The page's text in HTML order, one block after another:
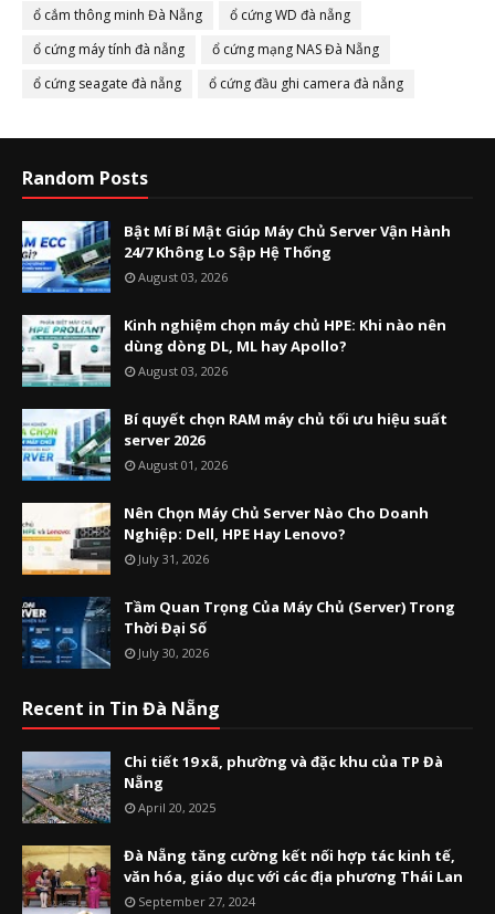
ổ cắm thông minh Đà Nẵng
ổ cứng WD đà nẵng
ổ cứng máy tính đà nẵng
ổ cứng mạng NAS Đà Nẵng
ổ cứng seagate đà nẵng
ổ cứng đầu ghi camera đà nẵng
Random Posts
Bật Mí Bí Mật Giúp Máy Chủ Server Vận Hành
24/7 Không Lo Sập Hệ Thống
August 03, 2026
Kinh nghiệm chọn máy chủ HPE: Khi nào nên
dùng dòng DL, ML hay Apollo?
August 03, 2026
Bí quyết chọn RAM máy chủ tối ưu hiệu suất
server 2026
August 01, 2026
Nên Chọn Máy Chủ Server Nào Cho Doanh
Nghiệp: Dell, HPE Hay Lenovo?
July 31, 2026
Tầm Quan Trọng Của Máy Chủ (Server) Trong
Thời Đại Số
July 30, 2026
Recent in Tin Đà Nẵng
Chi tiết 19 xã, phường và đặc khu của TP Đà
Nẵng
April 20, 2025
Đà Nẵng tăng cường kết nối hợp tác kinh tế,
văn hóa, giáo dục với các địa phương Thái Lan
September 27, 2024